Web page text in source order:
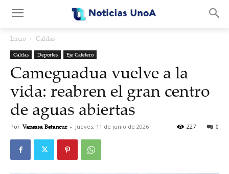
Inicio Caldas
Caldas Deportes Eje Cafetero
Cameguadua vuelve a la
vida: reabren el gran centro
de aguas abiertas
Por Vanessa Betancur - Jueves, 11 de junio de 2026 0
227